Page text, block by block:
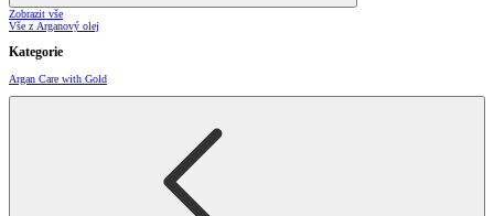
Zobrazit vše
Vše z Arganový olej
Kategorie
Argan Care with Gold